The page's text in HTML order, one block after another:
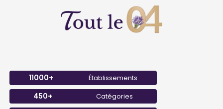
11000+ Établissements
450+ Catégories